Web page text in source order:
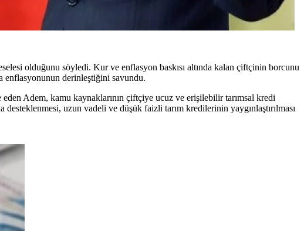
olduğunu söyledi. Kur ve enflasyon baskısı altında kalan çiftçinin borcunu
enflasyonunun derinleştiğini savundu.
Adem, kamu kaynaklarının çiftçiye ucuz ve erişilebilir tarımsal kredi
uzun vadeli ve düşük faizli tarım kredilerinin yaygınlaştırılması